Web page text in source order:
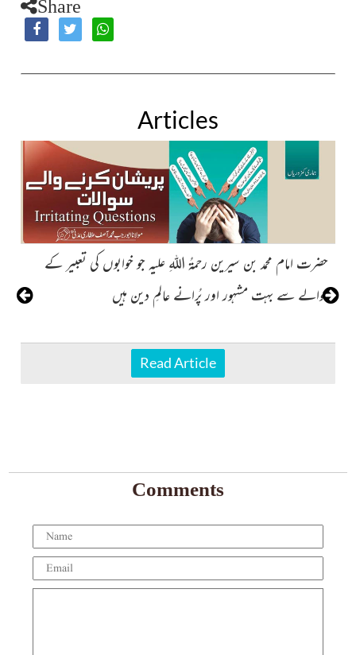
Share
Articles
حضرت امام محمد بن سیرین رحمۃُ اللہِ علیہ جو خوابوں کی تعبیر کے
حوالے سے بہت مشہور اور پُرانے عالمِ دین ہیں
Read Article
Comments